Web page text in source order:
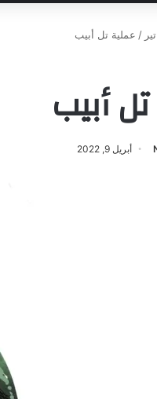
/ عملية تل أبيب
أبيب
أبريل 9, 2022